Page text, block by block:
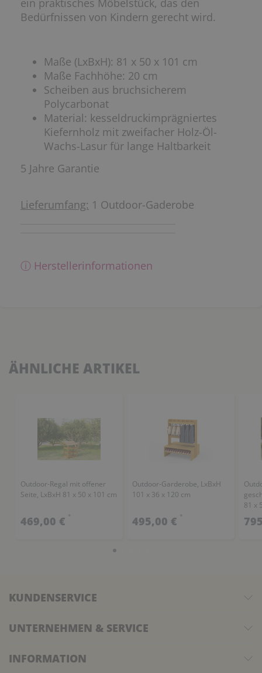
Bedürfnissen von Kindern gerecht wird.
Maße (LxBxH): 81 x 50 x 101 cm
Maße Fachhöhe: 20 cm
Scheiben aus bruchsicherem
Polycarbonat
Material: kesseldruckimprägniertes
Kiefernholz mit zweifacher Holz-Öl-
Wachs-Lasur für lange Haltbarkeit
5 Jahre Garantie
Lieferumfang: 1 Outdoor-Gaderobe
ⓘ Herstellerinformationen
ÄHNLICHE ARTIKEL
Outdoor-Regal mit offener
Seite, LxBxH 81 x 50 x 101 cm
469,00 € *
Outdoor-Garderobe, LxBxH
101 x 36 x 120 cm
495,00 € *
81 x
KUNDENSERVICE
UNTERNEHMEN & SERVICE
INFORMATION